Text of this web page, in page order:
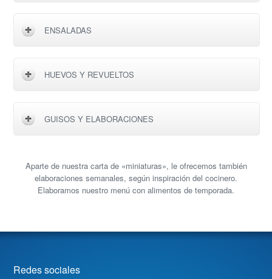
ENSALADAS
HUEVOS Y REVUELTOS
GUISOS Y ELABORACIONES
Aparte de nuestra carta de «miniaturas», le ofrecemos también
elaboraciones semanales, según inspiración del cocinero.
Elaboramos nuestro menú con alimentos de temporada.
Redes sociales